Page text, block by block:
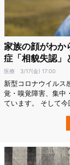
家族の顔がわか
症「相貌失認」
医療 3/17(金) 17:00
新型コロナウイルス
覚・嗅覚障害、集中
ています。 そして
（Dartmouth
一部の人々に家族